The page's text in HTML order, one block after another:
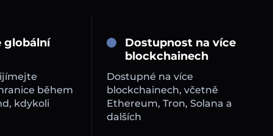
globální
během
kdykoli
Dostupnost na více
blockchainech
Dostupné na více
blockchainech, včetně
Ethereum, Tron, Solana a
dalších